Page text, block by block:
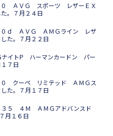
ＡＶＧ スポーツ レザーＥＸ
。７月２４日
０ｄ ＡＶＧ ＡＭＧライン レザ
た。７月２２日
イトP ハーマンカードン パー
７日
クーペ リミテッド ＡＭＧス
た。７月１７日
５ ４Ｍ ＡＭＧアドバンスド
月１６日